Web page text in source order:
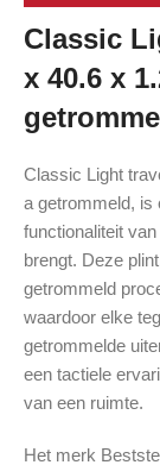
Classic
x 40.6 x
Classic Light
a getrommeld, is
functionaliteit
brengt. Deze
getrommeld
waardoor elke
getrommelde
een tactiele
van een ruimte.
Het merk